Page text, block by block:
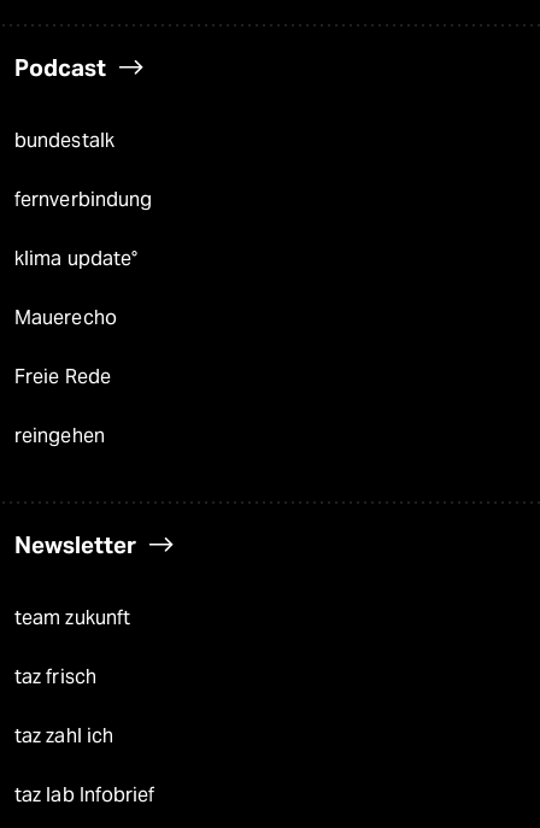
Podcast
bundestalk
fernverbindung
klima update°
Mauerecho
Freie Rede
reingehen
Newsletter
team zukunft
taz frisch
taz zahl ich
taz lab Infobrief